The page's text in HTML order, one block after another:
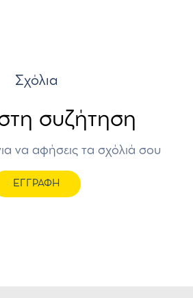
Σχόλια
συζήτηση
να αφήσεις τα σχόλιά σου
ΕΓΓΡΑΦΗ